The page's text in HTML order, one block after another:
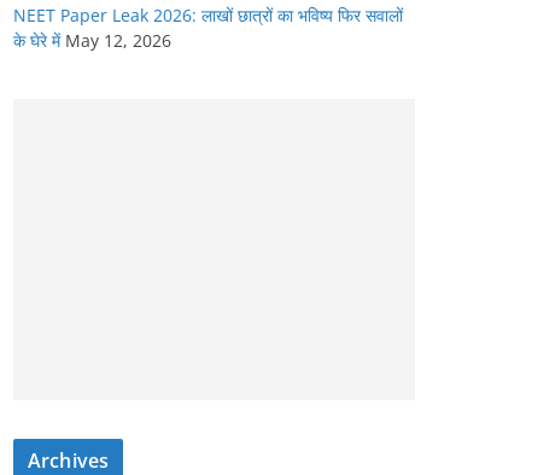
NEET Paper Leak 2026: लाखों छात्रों का भविष्य फिर सवालों
के घेरे में May 12, 2026
Archives